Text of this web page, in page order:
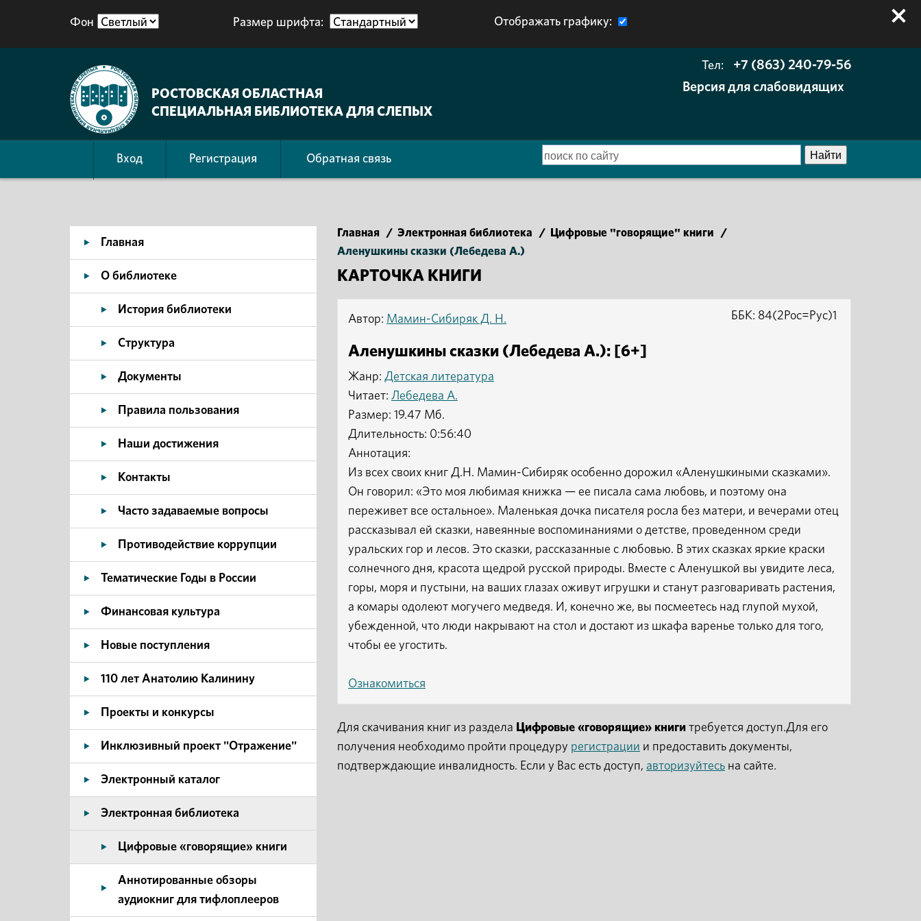
Фон Размер шрифта: Отображать графику:
РОСТОВСКАЯ ОБЛАСТНАЯ
СПЕЦИАЛЬНАЯ БИБЛИОТЕКА ДЛЯ СЛЕПЫХ
Тел:
+7 (863) 240-79-56
Версия для слабовидящих
Вход Регистрация Обратная связь
Главная
О библиотеке
История библиотеки
Структура
Документы
Правила пользования
Наши достижения
Контакты
Часто задаваемые вопросы
Противодействие коррупции
Тематические Годы в России
Финансовая культура
Новые поступления
110 лет Анатолию Калинину
Проекты и конкурсы
Инклюзивный проект "Отражение"
Электронный каталог
Электронная библиотека
Цифровые «говорящие» книги
Аннотированные обзоры
аудиокниг для тифлоплееров
Главная / Электронная библиотека / Цифровые "говорящие" книги
/
Аленушкины сказки (Лебедева А.)
КАРТОЧКА КНИГИ
Автор: Мамин-Сибиряк Д. Н.
Аленушкины сказки (Лебедева А.): [6+]
Жанр: Детская литература
Читает: Лебедева А.
ББК: 84(2Рос=Рус)1
Размер: 19.47 Мб.
Длительность: 0:56:40
Аннотация:
Из всех своих книг Д.Н. Мамин-Сибиряк особенно дорожил «Аленушкиными сказками».
Он говорил: «Это моя любимая книжка — ее писала сама любовь, и поэтому она
переживет все остальное». Маленькая дочка писателя росла без матери, и вечерами отец
рассказывал ей сказки, навеянные воспоминаниями о детстве, проведенном среди
уральских гор и лесов. Это сказки, рассказанные с любовью. В этих сказках яркие краски
солнечного дня, красота щедрой русской природы. Вместе с Аленушкой вы увидите леса,
горы, моря и пустыни, на ваших глазах оживут игрушки и станут разговаривать растения,
а комары одолеют могучего медведя. И, конечно же, вы посмеетесь над глупой мухой,
убежденной, что люди накрывают на стол и достают из шкафа варенье только для того,
чтобы ее угостить.
Ознакомиться
Для скачивания книг из раздела Цифровые «говорящие» книги требуется доступ.Для его
получения необходимо пройти процедуру регистрации и предоставить документы,
подтверждающие инвалидность. Если у Вас есть доступ, авторизуйтесь на сайте.